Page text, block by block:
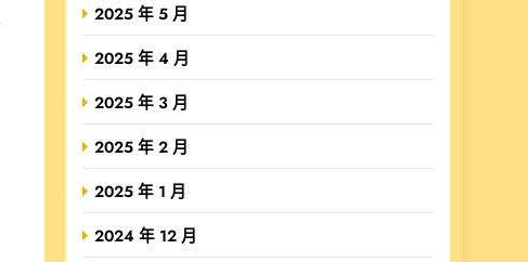
2025 年 5 月
2025 年 4 月
2025 年 3 月
2025 年 2 月
2025 年 1 月
2024 年 12 月